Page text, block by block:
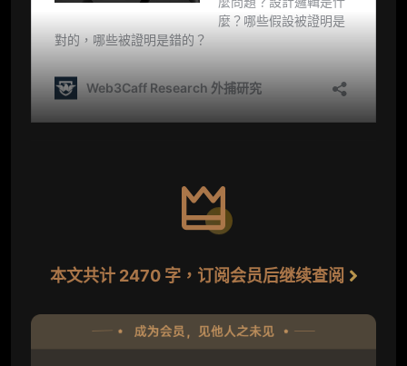
本文共计 2470 字，订阅会员后继续查阅